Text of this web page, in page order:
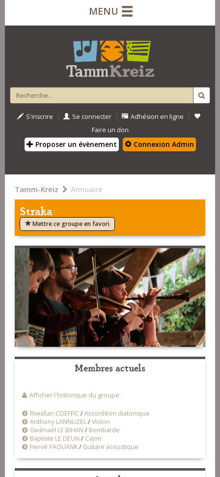
MENU
S'inscrire | Se connecter | Adhésion en ligne |
Faire un don
Proposer un évènement Connexion Admin
Tamm-Kreiz Annuaire
Straka
Mettre ce groupe en favori
Membres actuels
Afficher l'historique du groupe
Riwallan COEFFIC/Accordéon diatonique
Anthony LANNUZEL/Violon
Gwénaël LE BIHAN / Bombarde
Baptiste LE DEUN / Cajon
Hervé YAOUANK/ Guitare acoustique